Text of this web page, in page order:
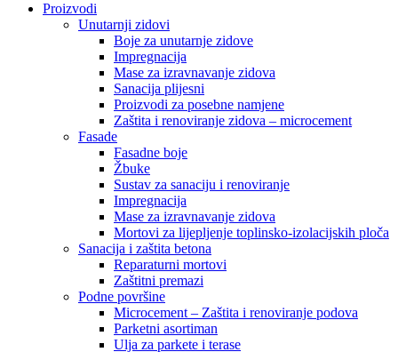
Proizvodi
Unutarnji zidovi
Boje za unutarnje zidove
Impregnacija
Mase za izravnavanje zidova
Sanacija plijesni
Proizvodi za posebne namjene
Zaštita i renoviranje zidova – microcement
Fasade
Fasadne boje
Žbuke
Sustav za sanaciju i renoviranje
Impregnacija
Mase za izravnavanje zidova
Mortovi za lijepljenje toplinsko-izolacijskih ploča
Sanacija i zaštita betona
Reparaturni mortovi
Zaštitni premazi
Podne površine
Microcement – Zaštita i renoviranje podova
Parketni asortiman
Ulja za parkete i terase